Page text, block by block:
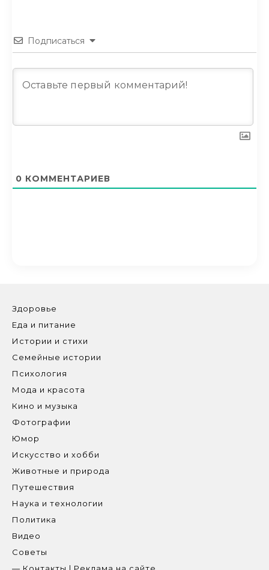
Подписаться
0 КОММЕНТАРИЕВ
Здоровье
Еда и питание
Истории и стихи
Семейные истории
Психология
Мода и красота
Кино и музыка
Фотографии
Юмор
Искусство и хобби
Животные и природа
Путешествия
Наука и технологии
Политика
Видео
Советы
— Контакты | Реклама на сайте